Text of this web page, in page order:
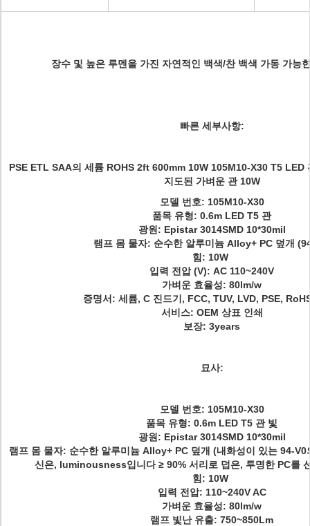
장수 및 높은 루멘을 가진 자연적인 백색/찬 백색 가동 가능
빠른 세부사항:
PSE ETL SAA의 세륨 ROHS 2ft 600mm 10W 105M10-X30 T5 LED
지도된 가벼운 관 10W
모델 번호: 105M10-X30
품목 유형: 0.6m LED T5 관
광원: Epistar 3014SMD 10*30mil
램프 몸 물자: 순수한 알루미늄 Alloy+ PC 덮개
힘: 10W
입력 전압 (V): AC 110~240V
가벼운 효율성: 80lm/w
증명서: 세륨, C 진드기, FCC, TUV, LVD, PSE,
서비스: OEM 상표 인쇄
보장: 3years
묘사:
모델 번호: 105M10-X30
품목 유형: 0.6m LED T5 관 빛
광원: Epistar 3014SMD 10*30mil
램프 몸 물자: 순수한 알루미늄 Alloy+ PC 덮개 (내화성이 있는 94-V0
신은, luminousness입니다 ≥ 90% 서리로 덥은, 투명한 PC를
힘: 10W
입력 전압: 110~240V AC
가벼운 효율성: 80lm/w
램프 빛난 유출: 750~850Lm